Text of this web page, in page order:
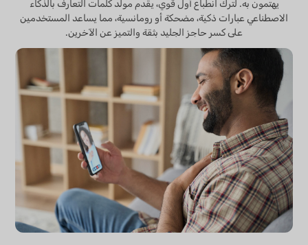
يهتمون به. لترك انطباع أول قوي، يقدم مولد كلمات التعارف بالذكاء
الاصطناعي عبارات ذكية، مضحكة أو رومانسية، مما يساعد المستخدمين
على كسر حاجز الجليد بثقة والتميز عن الآخرين.